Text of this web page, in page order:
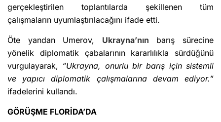
gerçekleştirilen toplantılarda şekillenen tüm
çalışmaların uyumlaştırılacağını ifade etti.
Öte yandan Umerov, Ukrayna’nın barış sürecine
yönelik diplomatik çabalarının kararlılıkla sürdüğünü
vurgulayarak, “Ukrayna, onurlu bir barış için sistemli
ve yapıcı diplomatik çalışmalarına devam ediyor.”
ifadelerini kullandı.
GÖRÜŞME FLORİDA’DA